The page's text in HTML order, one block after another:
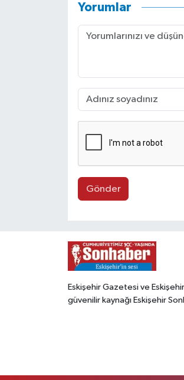
Yorumlar
Gönder
Eskişehir Gazetesi ve
güvenilir kaynağı Eskişehir